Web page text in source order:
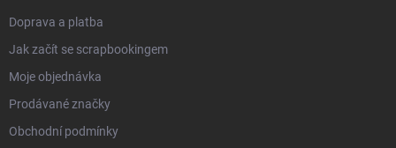
Doprava a platba
Jak začít se scrapbookingem
Moje objednávka
Prodávané značky
Obchodní podmínky